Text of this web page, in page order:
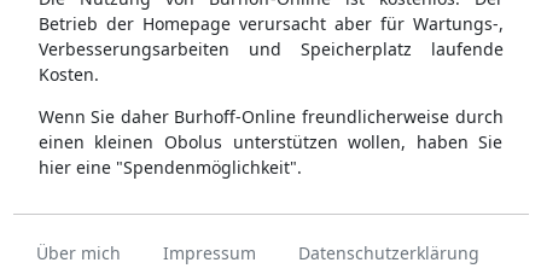
Betrieb der Homepage verursacht aber für Wartungs-,
Verbesserungsarbeiten und Speicherplatz laufende
Kosten.
Wenn Sie daher Burhoff-Online freundlicherweise durch
einen kleinen Obolus unterstützen wollen, haben Sie
hier eine "Spendenmöglichkeit".
Über mich Impressum Datenschutzerklärung